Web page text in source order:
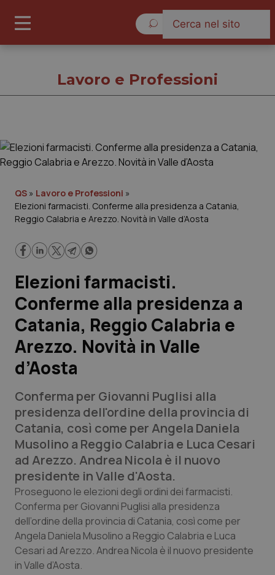
Governo e Parlamento
Regioni e Asl
Lavoro e Professioni
Scienza e Farmaci
Studi e Analisi
Lettere al direttore
Edizioni Regionali
QS Pro
Professionisti Sanitari.AI
Abruzzo
Basilicata
Calabria
QS Pro Gold
Artrite & artrosi
Asma & BPCO
QS Club Newsletter
Lavoro e Professioni
QS » Lavoro e Professioni »
Elezioni farmacisti. Conferme alla presidenza a Catania,
Reggio Calabria e Arezzo. Novità in Valle d’Aosta
Elezioni farmacisti.
Conferme alla presidenza a
Catania, Reggio Calabria e
Arezzo. Novità in Valle
d’Aosta
Conferma per Giovanni Puglisi alla
presidenza dell'ordine della provincia di
Catania, così come per Angela Daniela
Musolino a Reggio Calabria e Luca Cesari
ad Arezzo. Andrea Nicola è il nuovo
presidente in Valle d'Aosta.
Proseguono le elezioni degli ordini dei farmacisti.
Conferma per Giovanni Puglisi alla presidenza
dell’ordine della provincia di Catania, così come per
Angela Daniela Musolino a Reggio Calabria e Luca
Cesari ad Arezzo. Andrea Nicola è il nuovo presidente
in Valle d’Aosta.